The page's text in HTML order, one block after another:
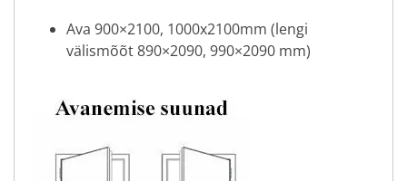
Ava 900×2100, 1000x2100mm (lengi
välismõõt 890×2090, 990×2090 mm)